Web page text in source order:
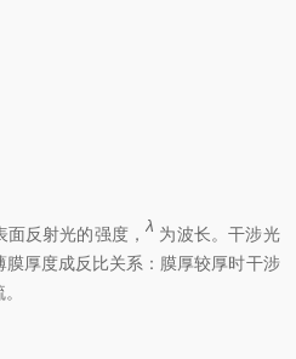
面反射光的强度，λ 为波长。干涉光
厚度成反比关系：膜厚较厚时干涉